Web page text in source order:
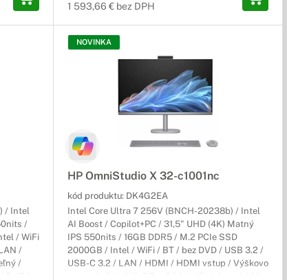
1 593,66 € bez DPH
/ Intel
/
/ WiFi
/
/
NOVINKA
HP OmniStudio X 32-c1001nc
kód produktu: DK4G2EA
Intel Core Ultra 7 256V (BNCH-20238b) / Intel
AI Boost / Copilot+PC / 31,5" UHD (4K) Matný
IPS 550nits / 16GB DDR5 / M.2 PCIe SSD
2000GB / Intel / WiFi / BT / bez DVD / USB 3.2 /
USB-C 3.2 / LAN / HDMI / HDMI vstup / Výškovo